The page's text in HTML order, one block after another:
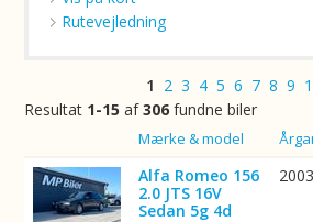
Rutevejledning
1 2 3 4 5 6 7 8 9
Resultat 1-15 af306 fundne biler
Mærke & model
Alfa Romeo 156
2.0 JTS 16V
Sedan 5g 4d
2003